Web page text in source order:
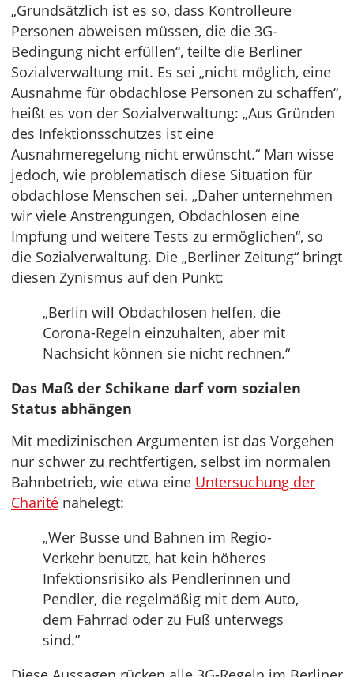
„Grundsätzlich ist es so, dass Kontrolleure
Personen abweisen müssen, die die 3G-
Bedingung nicht erfüllen“, teilte die Berliner
Sozialverwaltung mit. Es sei „nicht möglich, eine
Ausnahme für obdachlose Personen zu schaffen“,
heißt es von der Sozialverwaltung: „Aus Gründen
des Infektionsschutzes ist eine
Ausnahmeregelung nicht erwünscht.“ Man wisse
jedoch, wie problematisch diese Situation für
obdachlose Menschen sei. „Daher unternehmen
wir viele Anstrengungen, Obdachlosen eine
Impfung und weitere Tests zu ermöglichen“, so
die Sozialverwaltung. Die „Berliner Zeitung“ bringt
diesen Zynismus auf den Punkt:
„Berlin will Obdachlosen helfen, die
Corona-Regeln einzuhalten, aber mit
Nachsicht können sie nicht rechnen.“
Das Maß der Schikane darf vom sozialen
Status abhängen
Mit medizinischen Argumenten ist das Vorgehen
nur schwer zu rechtfertigen, selbst im normalen
Bahnbetrieb, wie etwa eine Untersuchung der
Charité nahelegt:
„Wer Busse und Bahnen im Regio-
Verkehr benutzt, hat kein höheres
Infektionsrisiko als Pendlerinnen und
Pendler, die regelmäßig mit dem Auto,
dem Fahrrad oder zu Fuß unterwegs
sind.”